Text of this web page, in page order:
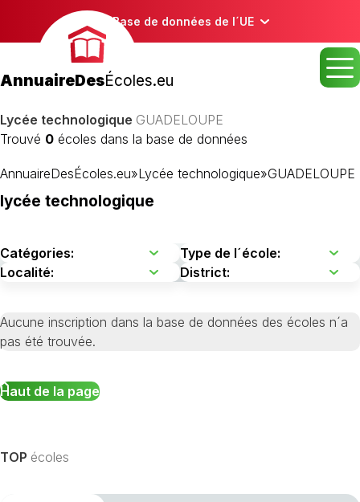
Base de données de l´UE
AnnuaireDesÉcoles.eu
Lycée technologique GUADELOUPE
Trouvé 0 écoles dans la base de données
AnnuaireDesÉcoles.eu»Lycée technologique»GUADELOUPE
lycée technologique
Aucune inscription dans la base de données des écoles n´a
pas été trouvée.
Haut de la page
TOP écoles